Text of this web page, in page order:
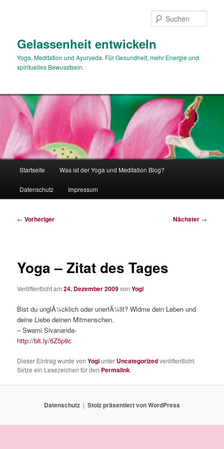
Gelassenheit entwickeln
Yoga, Meditation und Ayurveda. Für Gesundheit, mehr Energie und
spirituelles Bewusstsein.
Startseite Was ist der Yoga und Meditation Blog?
Datenschutz Impressum
Beitragsnavigation
← Vorheriger Nächster →
Yoga – Zitat des Tages
Veröffentlicht am24. Dezember 2009vonYogi
Bist du unglÃ¼cklich oder unerfÃ¼llt? Widme dein Leben und
deine Liebe deinen Mitmenschen.
– Swami Sivananda-
http://bit.ly/6Z5p9c
Dieser Eintrag wurde vonYogiunter Uncategorizedveröffentlicht.
Setze ein Lesezeichen für den Permalink.
Datenschutz Stolz präsentiert von WordPress